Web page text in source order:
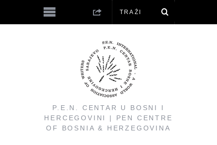
P.E.N. CENTAR U BOSNI I
HERCEGOVINI | PEN CENTRE
OF BOSNIA & HERZEGOVINA